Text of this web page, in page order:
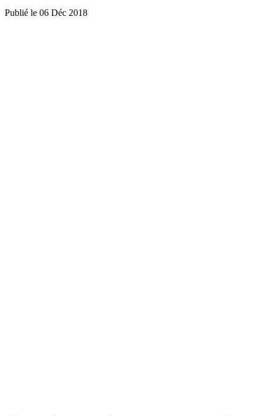
les
Publié le 06 Déc 2018